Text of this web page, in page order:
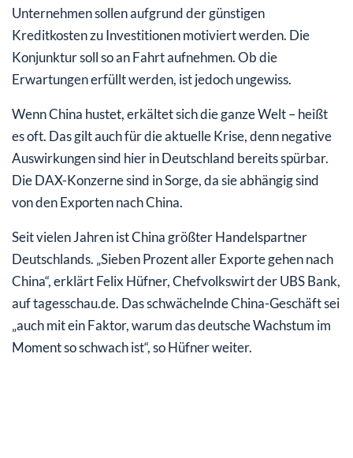
Unternehmen sollen aufgrund der günstigen
Kreditkosten zu Investitionen motiviert werden. Die
Konjunktur soll so an Fahrt aufnehmen. Ob die
Erwartungen erfüllt werden, ist jedoch ungewiss.
Wenn China hustet, erkältet sich die ganze Welt – heißt
es oft. Das gilt auch für die aktuelle Krise, denn negative
Auswirkungen sind hier in Deutschland bereits spürbar.
Die DAX-Konzerne sind in Sorge, da sie abhängig sind
von den Exporten nach China.
Seit vielen Jahren ist China größter Handelspartner
Deutschlands. „Sieben Prozent aller Exporte gehen nach
China“, erklärt Felix Hüfner, Chefvolkswirt der UBS Bank,
auf tagesschau.de. Das schwächelnde China-Geschäft sei
„auch mit ein Faktor, warum das deutsche Wachstum im
Moment so schwach ist“, so Hüfner weiter.